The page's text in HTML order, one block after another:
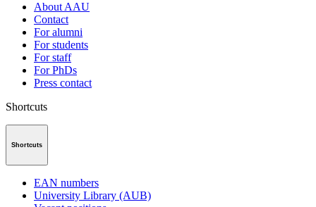
About AAU
Contact
For alumni
For students
For staff
For PhDs
Press contact
Shortcuts
Shortcuts
EAN numbers
University Library (AUB)